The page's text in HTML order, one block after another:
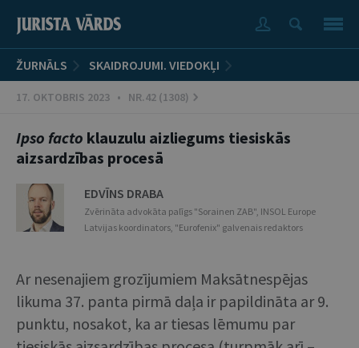
ŽURNĀLS SKAIDROJUMI. VIEDOKĻI
17. OKTOBRIS 2023 • NR.42 (1308)
Ipso facto klauzulu aizliegums tiesiskās
aizsardzības procesā
EDVĪNS DRABA
Zvērināta advokāta palīgs "Sorainen ZAB", INSOL Europe
Latvijas koordinators, "Eurofenix" galvenais redaktors
Ar nesenajiem grozījumiem Maksātnespējas
likuma 37. panta pirmā daļa ir papildināta ar 9.
punktu, nosakot, ka ar tiesas lēmumu par